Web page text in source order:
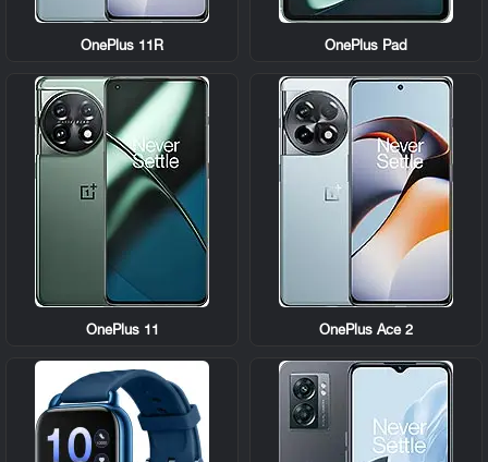
OnePlus Pad
OnePlus 11R
OnePlus Ace 2
OnePlus 11